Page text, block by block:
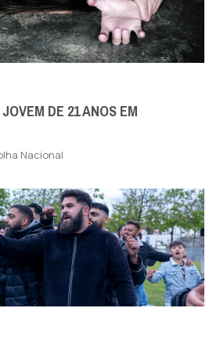
DE 21 ANOS EM
Nacional